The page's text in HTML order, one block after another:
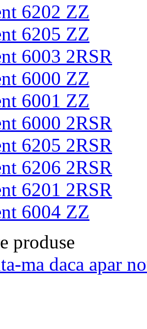
6202 ZZ
6205 ZZ
6003 2RSR
6000 ZZ
6001 ZZ
6000 2RSR
6205 2RSR
6206 2RSR
6201 2RSR
6004 ZZ
produse
ma daca apar